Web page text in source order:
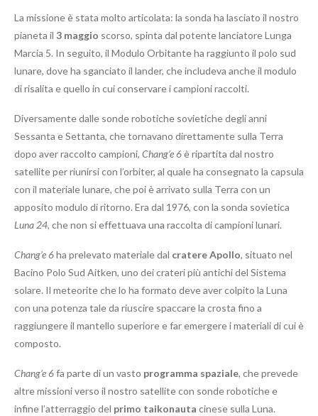
La missione è stata molto articolata: la sonda ha lasciato il nostro
pianeta il 3 maggio scorso, spinta dal potente lanciatore Lunga
Marcia 5. In seguito, il Modulo Orbitante ha raggiunto il polo sud
lunare, dove ha sganciato il lander, che includeva anche il modulo
di risalita e quello in cui conservare i campioni raccolti.
Diversamente dalle sonde robotiche sovietiche degli anni
Sessanta e Settanta, che tornavano direttamente sulla Terra
dopo aver raccolto campioni, Chang’e 6è ripartita dal nostro
satellite per riunirsi con l’orbiter, al quale ha consegnato la capsula
con il materiale lunare, che poi è arrivato sulla Terra con un
apposito modulo di ritorno. Era dal 1976, con la sonda sovietica
Luna 24, che non si effettuava una raccolta di campioni lunari.
Chang’e 6ha prelevato materiale dal cratere Apollo, situato nel
Bacino Polo Sud Aitken, uno dei crateri più antichi del Sistema
solare. Il meteorite che lo ha formato deve aver colpito la Luna
con una potenza tale da riuscire spaccare la crosta fino a
raggiungere il mantello superiore e far emergere i materiali di cui è
composto.
Chang’e 6fa parte di un vasto programma spaziale, che prevede
altre missioni verso il nostro satellite con sonde robotiche e
infine l’atterraggio del primo taikonauta cinese sulla Luna.